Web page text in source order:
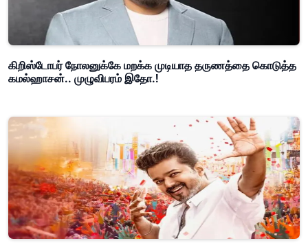
கிறிஸ்டோபர் நோலனுக்கே மறக்க முடியாத தருணத்தை கொடுத்த
கமல்ஹாசன்.. முழுவிபரம் இதோ.!